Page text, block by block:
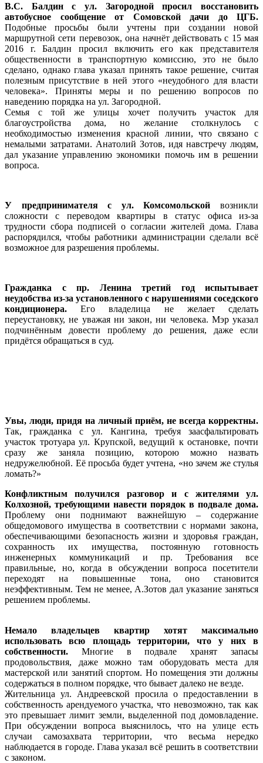
В.С. Балдин с ул. Загородной просил восстановить
автобусное сообщение от Сомовской дачи до ЦГБ.
Подобные просьбы были учтены при создании новой
маршрутной сети перевозок, она начнёт действовать с 15 мая
2016 г. Балдин просил включить его как представителя
общественности в транспортную комиссию, это не было
сделано, однако глава указал принять такое решение, считая
полезным присутствие в ней этого «неудобного для власти
человека». Приняты меры и по решению вопросов по
наведению порядка на ул. Загородной.
Семья с той же улицы хочет получить участок для
благоустройства дома, но желание столкнулось с
необходимостью изменения красной линии, что связано с
немалыми затратами. Анатолий Зотов, идя навстречу людям,
дал указание управлению экономики помочь им в решении
вопроса.
У предпринимателя с ул. Комсомольской возникли
сложности с переводом квартиры в статус офиса из-за
трудности сбора подписей о согласии жителей дома. Глава
распорядился, чтобы работники администрации сделали всё
возможное для разрешения проблемы.
Гражданка с пр. Ленина третий год испытывает
неудобства из-за установленного с нарушениями соседского
кондиционера. Его владелица не желает сделать
переустановку, не уважая ни закон, ни человека. Мэр указал
подчинённым довести проблему до решения, даже если
придётся обращаться в суд.
Увы, люди, придя на личный приём, не всегда корректны.
Так, гражданка с ул. Кангина, требуя заасфальтировать
участок тротуара ул. Крупской, ведущий к остановке, почти
сразу же заняла позицию, которою можно назвать
недружелюбной. Её просьба будет учтена, «но зачем же стулья
ломать?»
Конфликтным получился разговор и с жителями ул.
Колхозной, требующими навести порядок в подвале дома.
Проблему они поднимают важнейшую – содержание
общедомового имущества в соответствии с нормами закона,
обеспечивающими безопасность жизни и здоровья граждан,
сохранность их имущества, постоянную готовность
инженерных коммуникаций и пр. Требования все
правильные, но, когда в обсуждении вопроса посетители
переходят на повышенные тона, оно становится
неэффективным. Тем не менее, А.Зотов дал указание заняться
решением проблемы.
Немало владельцев квартир хотят максимально
использовать всю площадь территории, что у них в
собственности. Многие в подвале хранят запасы
продовольствия, даже можно там оборудовать места для
мастерской или занятий спортом. Но помещения эти должны
содержаться в полном порядке, что бывает далеко не везде.
Жительница ул. Андреевской просила о предоставлении в
собственность арендуемого участка, что невозможно, так как
это превышает лимит земли, выделенной под домовладение.
При обсуждении вопроса выяснилось, что на улице есть
случаи самозахвата территории, что весьма нередко
наблюдается в городе. Глава указал всё решить в соответствии
с законом.